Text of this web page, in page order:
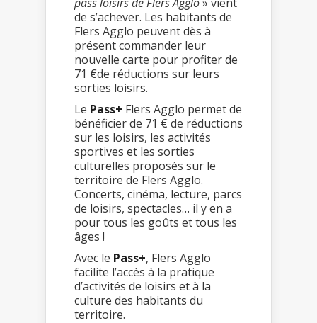
de s’achever. Les habitants de
Flers Agglo peuvent dès à
présent commander leur
nouvelle carte pour profiter de
71 €de réductions sur leurs
sorties loisirs.
Le Pass+ Flers Agglo permet de
bénéficier de 71 € de réductions
sur les loisirs, les activités
sportives et les sorties
culturelles proposés sur le
territoire de Flers Agglo.
Concerts, cinéma, lecture, parcs
de loisirs, spectacles… il y en a
pour tous les goûts et tous les
âges !
Avec le Pass+, Flers Agglo
facilite l’accès à la pratique
d’activités de loisirs et à la
culture des habitants du
territoire.